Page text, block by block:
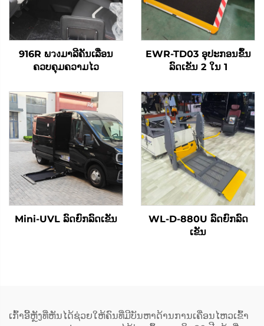
916R ພวงມາລີຄັນເລື່ອນ
ຄວບຄຸມຄວາມໄວ
EWR-TD03 ອຸປະກອນຂຶ້ນ
ລົດເຂັນ 2 ໃນ 1
Mini-UVL ລົດຍົກລົດເຂັນ
WL-D-880U ລົດຍົກລົດ
ເຂັນ
ເກົ້າອີ້ຫຼັງທີ່ຫັນໄດ້ຊ່ວຍໃຫ້ຄົນທີ່ມີບັນຫາດ້ານການເຄື່ອນໄຫວເຂົ້າ